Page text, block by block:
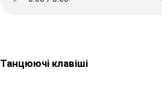
Танцюючі клавіші